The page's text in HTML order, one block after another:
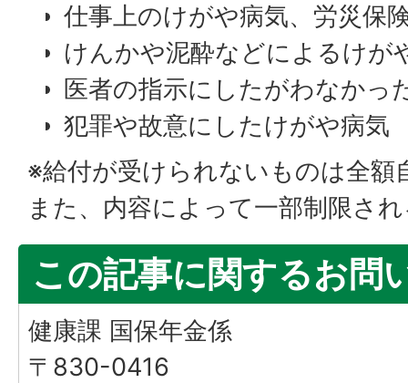
仕事上のけがや病気、労災保
けんかや泥酔などによるけが
医者の指示にしたがわなかっ
犯罪や故意にしたけがや病気
※給付が受けられないものは全額
また、内容によって一部制限さ
この記事に関するお問
健康課 国保年金係
〒830-0416